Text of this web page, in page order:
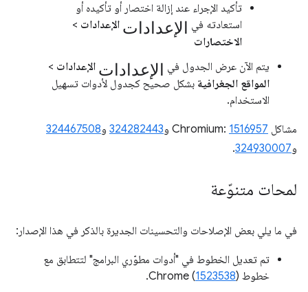
تأكيد الإجراء عند إزالة اختصار أو تأكيده أو
استعادته في الإعدادات الإعدادات >
الاختصارات
يتم الآن عرض الجدول في الإعدادات الإعدادات >
المواقع الجغرافية بشكل صحيح كجدول لأدوات تسهيل
الاستخدام.
مشاكل Chromium: 1516957 و324282443 و324467508
و324930007
.
لمحات متنوّعة
في ما يلي بعض الإصلاحات والتحسينات الجديرة بالذكر في هذا الإصدار:
تم تعديل الخطوط في "أدوات مطوّري البرامج" لتتطابق مع
خطوط Chrome ( 1523538).